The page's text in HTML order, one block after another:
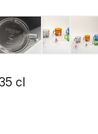
cl